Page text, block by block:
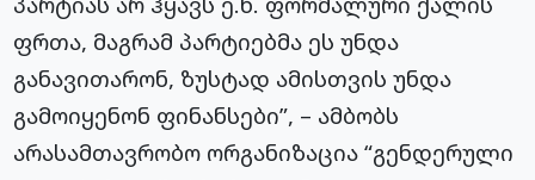
ფრთა, მაგრამ პარტიებმა ეს უნდა
განავითარონ, ზუსტად ამისთვის უნდა
გამოიყენონ ფინანსები”, – ამბობს
არასამთავრობო ორგანიზაცია “გენდერული